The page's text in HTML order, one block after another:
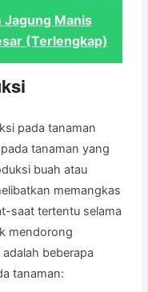
Jagung Manis
(Terlengkap)
pada tanaman
tanaman yang
buah atau
memangkas
saat tertentu selama
mendorong
beberapa
tanaman: